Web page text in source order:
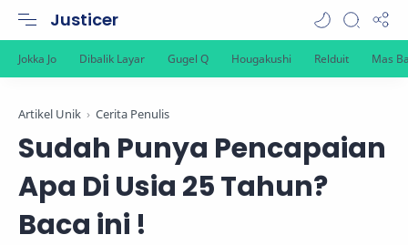
Justicer
Artikel Unik Cerita Penulis
Sudah Punya Pencapaian
Apa Di Usia 25 Tahun?
Baca ini !